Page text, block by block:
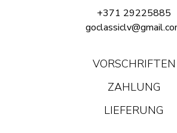
+371 29225885
VORSCHRIFTEN
ZAHLUNG
LIEFERUNG